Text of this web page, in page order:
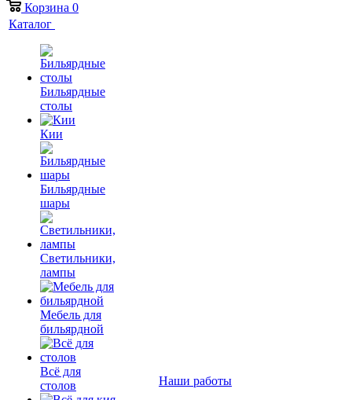
Корзина 0
Каталог
Бильярдные
столы
Кии
Бильярдные
шары
Светильники,
лампы
Мебель для
бильярдной
Всё для
столов
Наши работы